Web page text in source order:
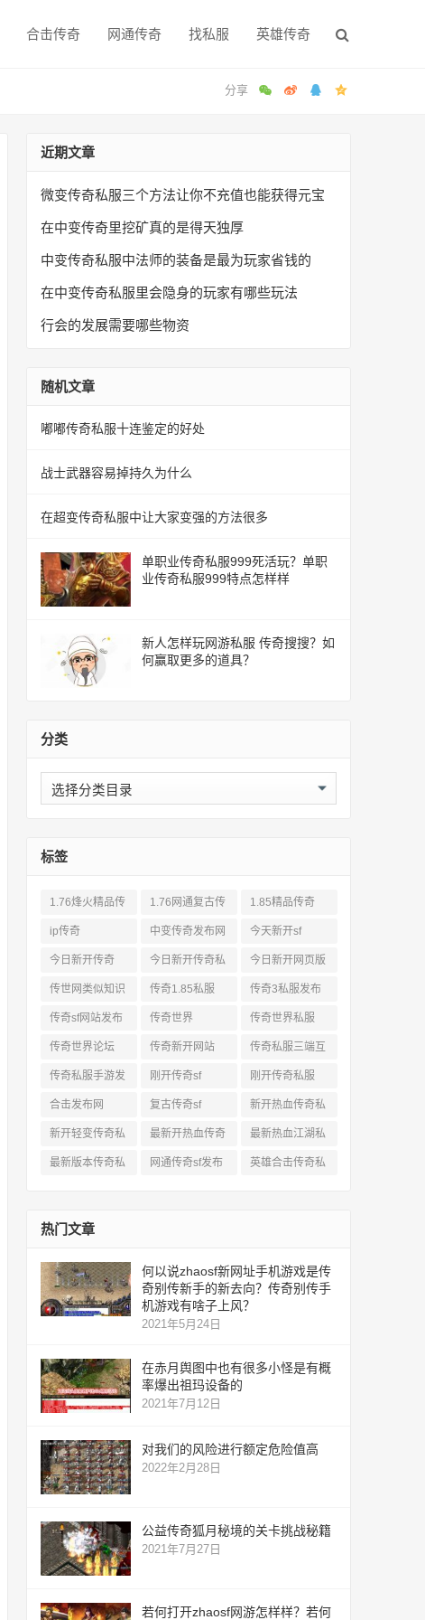
合击传奇 网通传奇 找私服 英雄传奇
近期文章
微变传奇私服三个方法让你不充值也能获得元宝
在中变传奇里挖矿真的是得天独厚
中变传奇私服中法师的装备是最为玩家省钱的
在中变传奇私服里会隐身的玩家有哪些玩法
行会的发展需要哪些物资
随机文章
嘟嘟传奇私服十连鉴定的好处
战士武器容易掉持久为什么
在超变传奇私服中让大家变强的方法很多
单职业传奇私服999死活玩？单职
业传奇私服999特点怎样样
新人怎样玩网游私服 传奇搜搜？如
何赢取更多的道具？
分类
分
类
标签
1.76烽火精品传
奇私服网站
1.76网通复古传
奇sf
1.85精品传奇
ip传奇 中变传奇发布网 今天新开sf
今日新开传奇
今日新开传奇私
服发布网
今日新开网页版
传奇
传世网类似知识 传奇1.85私服
传奇3私服发布
网站
传奇sf网站发布
网
传奇世界 传奇世界私服
传奇世界论坛 传奇新开网站
传奇私服三端互
通
传奇私服手游发
布网三端
刚开传奇sf 刚开传奇私服
合击发布网 复古传奇sf
新开热血传奇私
服网
新开轻变传奇私
服
最新开热血传奇
私服
最新热血江湖私
服
最新版本传奇私
网通传奇sf发布
英雄合击传奇私
热门文章
何以说zhaosf新网址手机游戏是传
奇别传新手的新去向？传奇别传手
机游戏有啥子上风？
2021年5月24日
在赤月舆图中也有很多小怪是有概
率爆出祖玛设备的
2021年7月12日
对我们的风险进行额定危险值高
2022年2月28日
公益传奇狐月秘境的关卡挑战秘籍
2021年7月27日
若何打开zhaosf网游怎样样？若何